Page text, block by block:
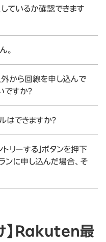
ているか確認できます
。
から回線を申し込んで
ですか？
はできますか？
リーする」ボタンを押下
ンに申し込んだ場合、そ
】Rakuten最